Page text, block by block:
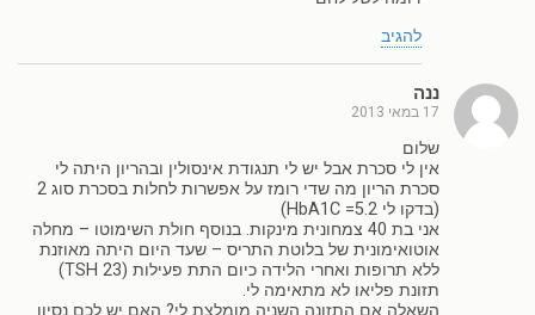
להגיב
ננה
17 במאי 2013
שלום
אין לי סכרת אבל יש לי תנגודת אינסולין ובהריון היתה לי
סכרת הריון מה שדי רומז על אפשרות לחלות בסכרת סוג 2
(בדקו לי HbA1C =5.2)
אני בת 40 צמחונית מינקות. בנוסף חולת השימוטו – מחלה
אוטואימונית של בלוטת התריס – שעד היום היתה מאוזנת
ללא תרופות ואחרי הלידה כיום התת פעילות (TSH 23)
תזונת פליאו לא מתאימה לי.
השאלה אם התזונה השניה מומלצת לי? האם יש לכם נסיון